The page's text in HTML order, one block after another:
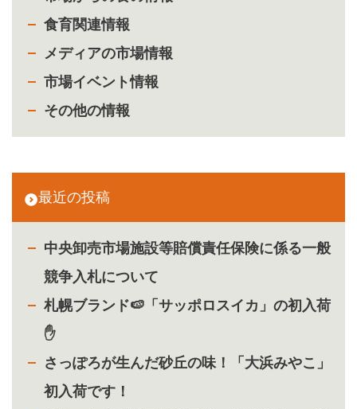
食育関連情報
メディアの市場情報
市場イベント情報
その他の情報
最近の投稿
中央卸売市場施設等賠償責任保険に係る一般
競争入札について
札幌ブランド🍉「サッポロスイカ」の初入荷
✋
さっぽろが生んだ砂丘の味！「大浜みやこ」
初入荷です！